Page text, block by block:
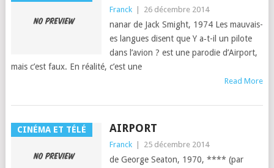
Franck 26 décembre 2014
nanar de Jack Smight, 1974 Les mau­vais­
es langues dis­ent que Y a‑t-il un pilote
dans l’avion ? est une par­o­die d’Air­port,
mais c’est faux. En réal­ité, c’est une
Read More
CINÉMA ET TÉLÉ AIRPORT
Franck 25 décembre 2014
de George Seaton, 1970, **** (par